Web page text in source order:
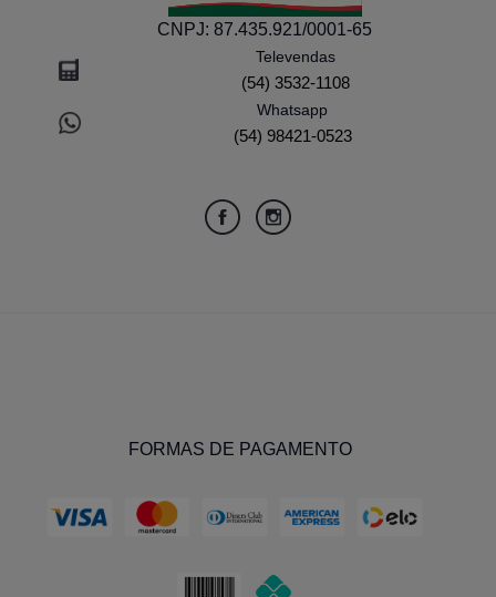
CNPJ: 87.435.921/0001-65
Televendas
(54) 3532-1108
Whatsapp
(54) 98421-0523
FORMAS DE PAGAMENTO